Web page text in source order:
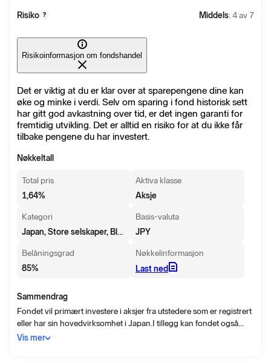
Risiko ? Middels: 4 av 7
Risikoinformasjon om fondshandel
Det er viktig at du er klar over at sparepengene dine kan
øke og minke i verdi. Selv om sparing i fond historisk sett
har gitt god avkastning over tid, er det ingen garanti for
fremtidig utvikling. Det er alltid en risiko for at du ikke får
tilbake pengene du har investert.
Nøkkeltall
Total pris
1,64%
Aktiva klasse
Aksje
Kategori
Japan, Store selskaper, Blanding
Basis-valuta
JPY
Belåningsgrad
85%
Nøkkelinformasjon
Last ned
Sammendrag
Fondet vil primært investere i aksjer fra utstedere som er registrert
eller har sin hovedvirksomhet i Japan.I tillegg kan fondet også
investere i andre typer verdipapirer, som preferanseaksjer,
Vis mer